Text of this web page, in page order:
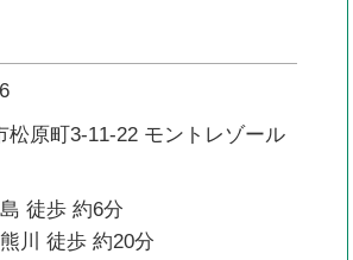
松原町3-11-22 モントレゾール
徒歩 約6分
川 徒歩 約20分